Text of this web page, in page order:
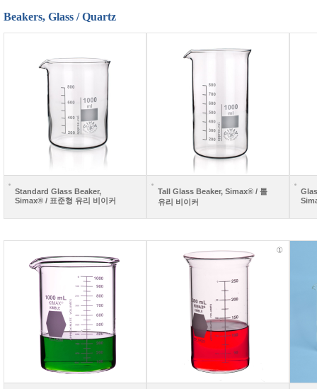
Beakers, Glass / Quartz
Standard Glass Beaker,
Simax® / 표준형 유리 비이커
Tall Glass Beaker, Simax® / 톨
유리 비이커